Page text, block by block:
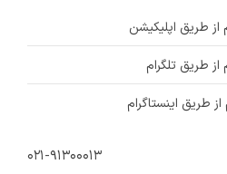
طریق اپلیکیشن
طریق تلگرام
طریق اینستاگرام
۰۲۱-۹۱۳۰۰۰۱۳